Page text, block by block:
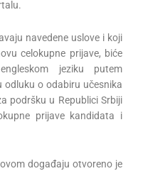
navedene uslove i koji
celokupne prijave, biće
jeziku putem
odluku o odabiru učesnika
podršku u Republici Srbiji
prijave kandidata i
događaju otvoreno je